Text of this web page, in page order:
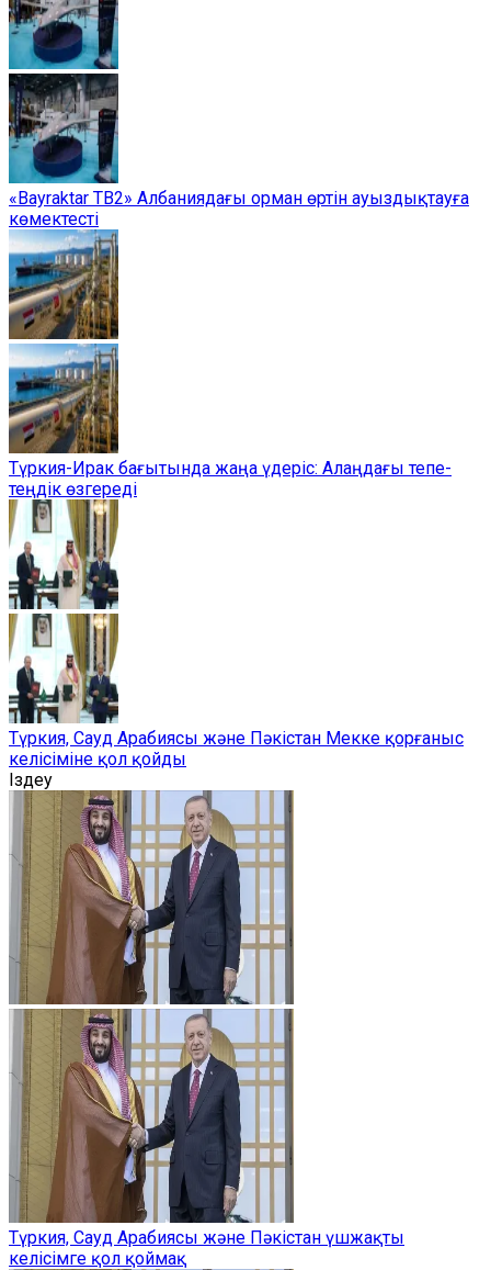
«Bayraktar TB2» Албаниядағы орман өртін ауыздықтауға
көмектесті
Түркия-Ирак бағытында жаңа үдеріс: Алаңдағы тепе-
теңдік өзгереді
Түркия, Сауд Арабиясы және Пәкістан Мекке қорғаныс
келісіміне қол қойды
Іздеу
Түркия, Сауд Арабиясы және Пәкістан үшжақты
келісімге қол қоймақ